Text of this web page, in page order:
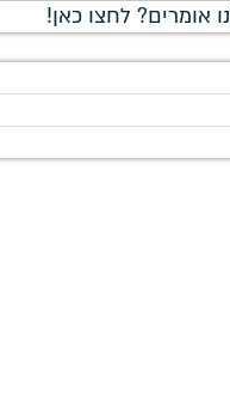
אומרים? לחצו כאן!